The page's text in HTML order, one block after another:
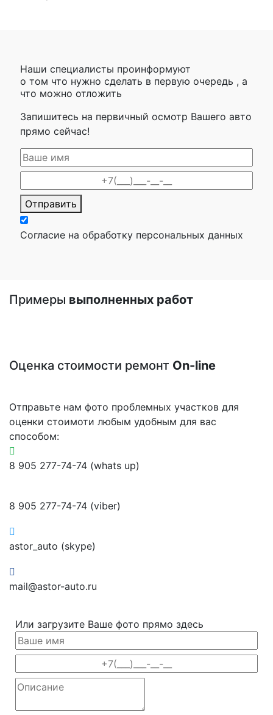
Наши специалисты проинформуют
о том что нужно сделать в первую очередь , а
что можно отложить
Запишитесь на первичный осмотр Вашего авто
прямо сейчас!
Отправить
Согласие на обработку персональных данных
Примеры выполненных работ
Оценка стоимости ремонт On-line
Отправьте нам фото проблемных участков для
оценки стоимоти любым удобным для вас
способом:
8 905 277-74-74 (whats up)
8 905 277-74-74 (viber)
astor_auto (skype)
mail@astor-auto.ru
Или загрузите Ваше фото прямо здесь